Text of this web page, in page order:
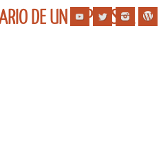
DE UN ESPERISTA